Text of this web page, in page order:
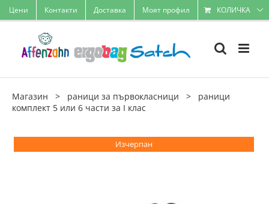
Skip
to
Цени Контакти Доставка Моят профил КОЛИЧКА
Магазин > раници за първокласници > раници
комплект 5 или 6 части за I клас
Изчерпан